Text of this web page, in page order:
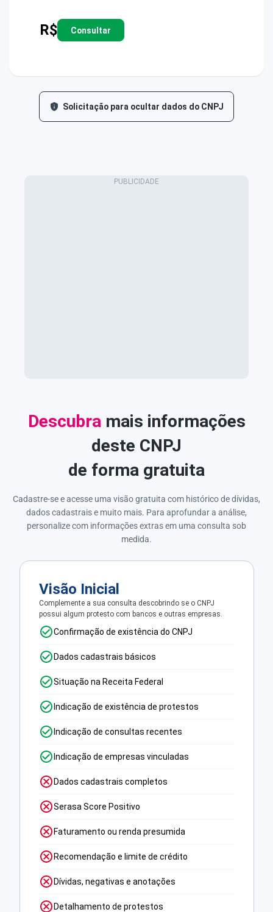
R$ Consultar
Solicitação para ocultar dados do CNPJ
Descubramais informações
deste CNPJ
de forma gratuita
Cadastre-se e acesse uma visão gratuita com histórico de dívidas,
dados cadastrais e muito mais. Para aprofundar a análise,
personalize com informações extras em uma consulta sob
medida.
Visão Inicial
Complemente a sua consulta descobrindo se o CNPJ
possui algum protesto com bancos e outras empresas.
Confirmação de existência do CNPJ
Dados cadastrais básicos
Situação na Receita Federal
Indicação de existência de protestos
Indicação de consultas recentes
Indicação de empresas vinculadas
Dados cadastrais completos
Serasa Score Positivo
Faturamento ou renda presumida
Recomendação e limite de crédito
Dívidas, negativas e anotações
Detalhamento de protestos